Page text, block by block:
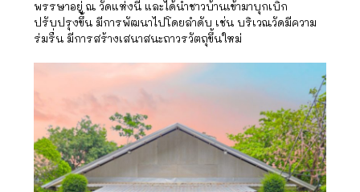
พรรษาอยู่ ณ วัดแห่งนี้ และได้นำชาวบ้านเข้ามาบุกเบิก
ปรับปรุงขึ้น มีการพัฒนาไปโดยลำดับ เช่น บริเวณวัดมีความ
ร่มรื่น มีการสร้างเสนาสนะถาวรวัตถุขึ้นใหม่